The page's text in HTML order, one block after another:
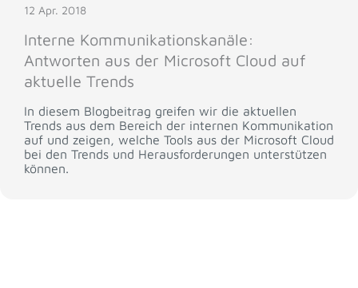
12 Apr. 2018
Interne Kommunikationskanäle:
Antworten aus der Microsoft Cloud auf
aktuelle Trends
In diesem Blogbeitrag greifen wir die aktuellen
Trends aus dem Bereich der internen Kommunikation
auf und zeigen, welche Tools aus der Microsoft Cloud
bei den Trends und Herausforderungen unterstützen
können.